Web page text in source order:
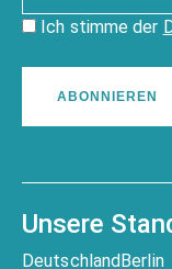
Ich stimme der
ABONNIEREN
Unsere
DeutschlandBerlin